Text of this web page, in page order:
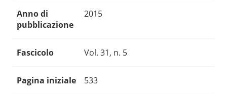
Anno di
pubblicazione
2015
Fascicolo Vol. 31, n. 5
Pagina iniziale 533